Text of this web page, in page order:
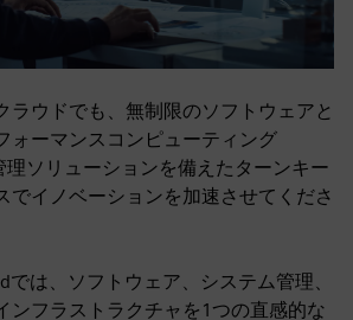
ラウドでも、無制限のソフトウェアと
ォーマンスコンピューティング
理ソリューションを備えたターンキー
でイノベーションを加速させてくださ
では、ソフトウェア、システム管理、
ンフラストラクチャを1つの直感的な